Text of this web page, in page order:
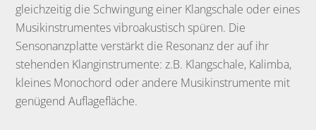
gleichzeitig die Schwingung einer Klangschale oder eines
Musikinstrumentes vibroakustisch spüren. Die
Sensonanzplatte verstärkt die Resonanz der auf ihr
stehenden Klanginstrumente: z.B. Klangschale, Kalimba,
kleines Monochord oder andere Musikinstrumente mit
genügend Auflagefläche.